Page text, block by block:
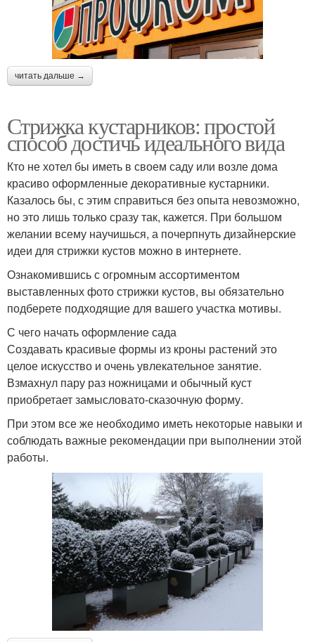
читать дальше →
Стрижка кустарников: простой
способ достичь идеального вида
Кто не хотел бы иметь в своем саду или возле дома
красиво оформленные декоративные кустарники.
Казалось бы, с этим справиться без опыта невозможно,
но это лишь только сразу так, кажется. При большом
желании всему научишься, а почерпнуть дизайнерские
идеи для стрижки кустов можно в интернете.
Ознакомившись с огромным ассортиментом
выставленных фото стрижки кустов, вы обязательно
подберете подходящие для вашего участка мотивы.
С чего начать оформление сада
Создавать красивые формы из кроны растений это
целое искусство и очень увлекательное занятие.
Взмахнул пару раз ножницами и обычный куст
приобретает замысловато-сказочную форму.
При этом все же необходимо иметь некоторые навыки и
соблюдать важные рекомендации при выполнении этой
работы.